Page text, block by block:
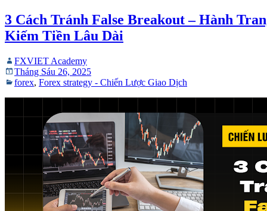
3 Cách Tránh False Breakout – Hành
Kiếm Tiền Lâu Dài
FXVIET Academy
Tháng Sáu 26, 2025
forex, Forex strategy - Chiến Lược Giao Dịch